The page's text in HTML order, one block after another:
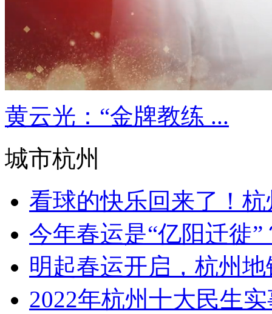
黄云光：“金牌教练 ...
城市杭州
看球的快乐回来了！
今年春运是“亿阳迁徙
明起春运开启，杭州
2022年杭州十大民生